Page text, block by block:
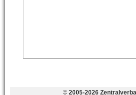
© 2005-2026